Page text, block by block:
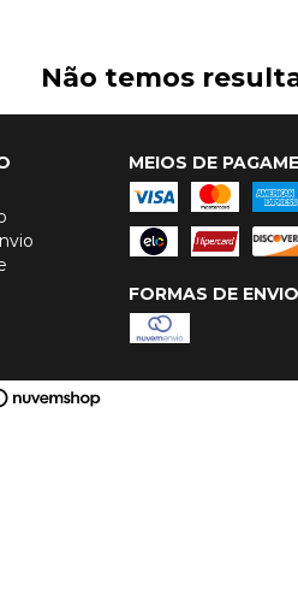
Não temos
MEIOS DE
FORMAS DE ENVIO